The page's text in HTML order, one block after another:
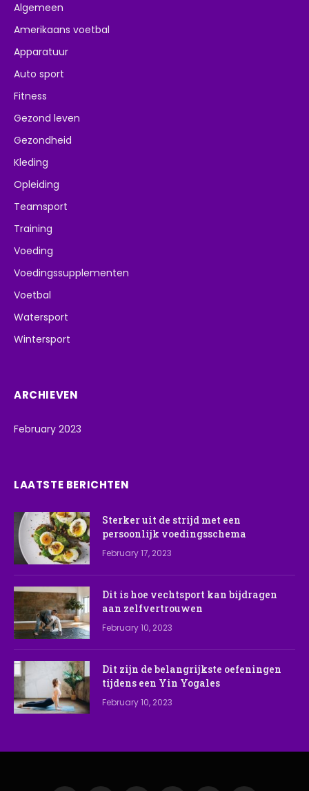
Algemeen
Amerikaans voetbal
Apparatuur
Auto sport
Fitness
Gezond leven
Gezondheid
Kleding
Opleiding
Teamsport
Training
Voeding
Voedingssupplementen
Voetbal
Watersport
Wintersport
ARCHIEVEN
February 2023
LAATSTE BERICHTEN
Sterker uit de strijd met een
persoonlijk voedingsschema
February 17, 2023
Dit is hoe vechtsport kan bijdragen
aan zelfvertrouwen
February 10, 2023
Dit zijn de belangrijkste oefeningen
tijdens een Yin Yogales
February 10, 2023